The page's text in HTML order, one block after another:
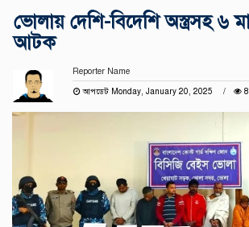
ভোলায় দেশি-বিদেশি অস্ত্রসহ ৬
আটক
Reporter Name
আপডেট Monday, January 20, 2025